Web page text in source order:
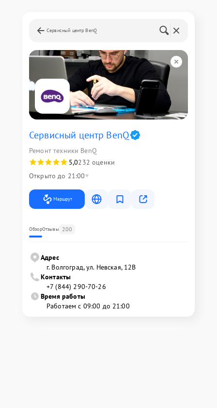
Сервисный центр BenQ
Сервисный центр BenQ
Ремонт техники BenQ
5,0232 оценки
Открыто до 21:00
Маршрут
ОбзорОтзывы 200
Адрес
г. Волгоград, ул. Невская, 12В
Контакты
+7 (844) 290-70-26
Время работы
Работаем с 09:00 до 21:00